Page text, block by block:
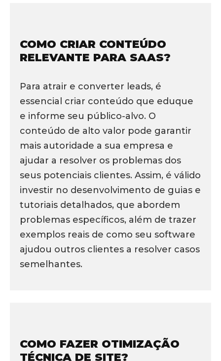
COMO CRIAR CONTEÚDO
RELEVANTE PARA SAAS?
Para atrair e converter leads, é
essencial criar conteúdo que eduque
e informe seu público-alvo. O
conteúdo de alto valor pode garantir
mais autoridade a sua empresa e
ajudar a resolver os problemas dos
seus potenciais clientes. Assim, é válido
investir no desenvolvimento de guias e
tutoriais detalhados, que abordem
problemas específicos, além de trazer
exemplos reais de como seu software
ajudou outros clientes a resolver casos
semelhantes.
COMO FAZER OTIMIZAÇÃO
TÉCNICA DE SITE?